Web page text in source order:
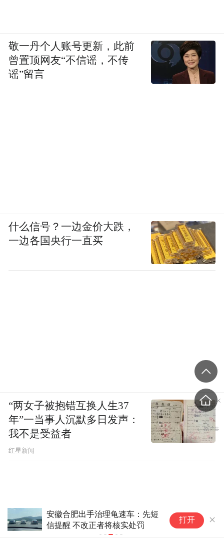
安徽合肥出手治理龟速车：先短
信提醒 不改正者将核实处罚
打开
敬一丹个人账号更新，此前
曾置顶网友“不信谣，不传
谣”留言
什么信号？一边金价大跌，
一边各国央行一直买
“两女子被抱错互换人生37
年”一当事人沉默多日发声：
我不是受益者
红星新闻